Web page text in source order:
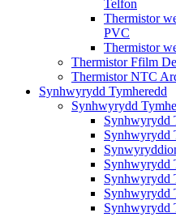
Telfon
Thermistor
PVC
Thermistor
Thermistor Ffilm
Thermistor NTC
Synhwyrydd Tymheredd
Synhwyrydd
Synhwyrydd
Synhwyrydd
Synhwyrydd
Synhwyrydd
Synhwyrydd
Synhwyrydd